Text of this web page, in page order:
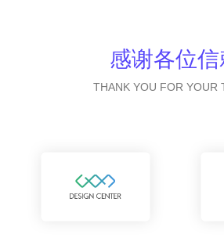
感谢各位信
THANK YOU FOR YOUR